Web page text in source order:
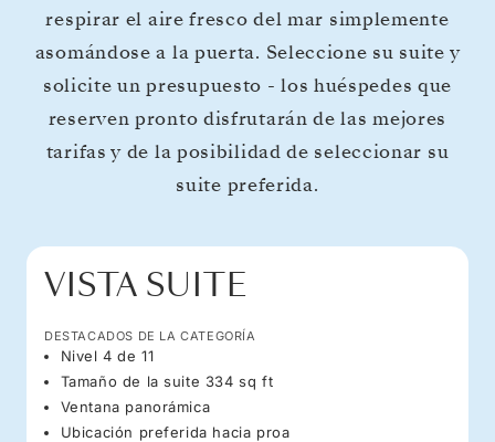
respirar el aire fresco del mar simplemente
asomándose a la puerta. Seleccione su suite y
solicite un presupuesto - los huéspedes que
reserven pronto disfrutarán de las mejores
tarifas y de la posibilidad de seleccionar su
suite preferida.
VISTA SUITE
DESTACADOS DE LA CATEGORÍA
Nivel 4 de 11
Tamaño de la suite 334 sq ft
Ventana panorámica
Ubicación preferida hacia proa